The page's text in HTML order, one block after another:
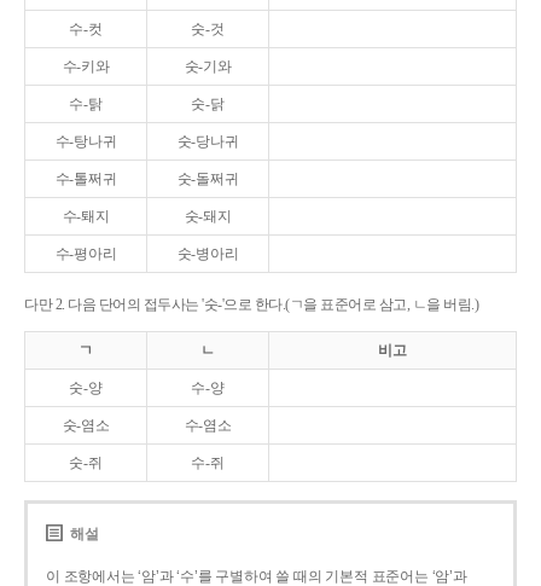
수-컷 숫-것
수-키와 숫-기와
수-탉 숫-닭
수-탕나귀 숫-당나귀
수-톨쩌귀 숫-돌쩌귀
수-퇘지 숫-돼지
수-평아리 숫-병아리
다만 2. 다음 단어의 접두사는 '숫-'으로 한다.(ㄱ을 표준어로 삼고, ㄴ을 버림.)
ㄱ ㄴ 비고
숫-양 수-양
숫-염소 수-염소
숫-쥐 수-쥐
해설
이 조항에서는 ‘암’과 ‘수’를 구별하여 쓸 때의 기본적 표준어는 ‘암’과